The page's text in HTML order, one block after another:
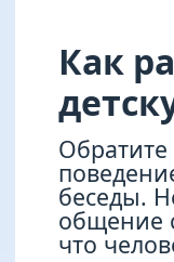
Как
беседы.
общение
что